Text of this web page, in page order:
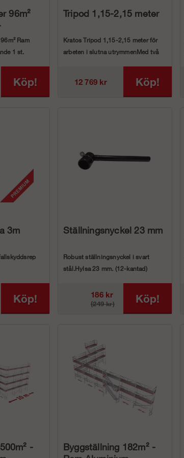
96m²
Ram
1 st.
Köp!
Tripod 1,15-2,15 meter
Kratos Tripod 1,15-2,15 meter för
arbeten i slutna utrymmenMed två
12 769 kr Köp!
3m
glidl&...Köp!
Ställningsnyckel 23 mm
Robust ställningsnyckel i svart
stål.Hylsa 23 mm. (12-kantad)
186 kr
(249 kr) Köp!
-
Byggställning 182m² -